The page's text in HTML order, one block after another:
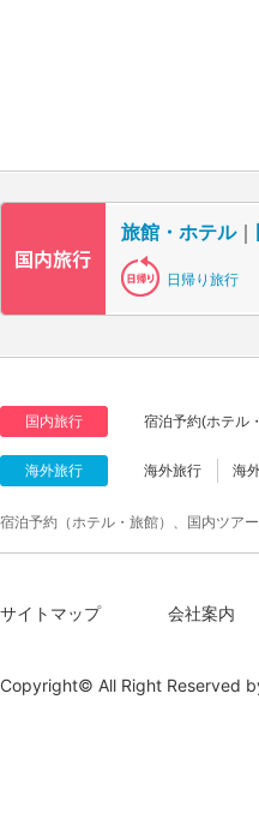
旅館・ホテル｜
日帰り旅行
国内旅行 宿泊予約(ホテル
海外旅行 海外旅行 海
宿泊予約（ホテル・旅館）、国内ツア
サイトマップ 会社案内
Copyright© All Right Reserved